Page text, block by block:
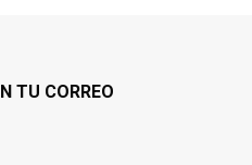
TU CORREO